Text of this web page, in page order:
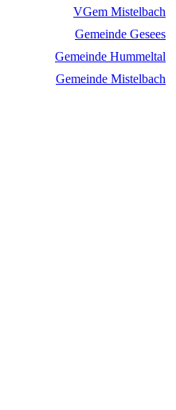
VGem Mistelbach
Gemeinde Gesees
Gemeinde Hummeltal
Gemeinde Mistelbach